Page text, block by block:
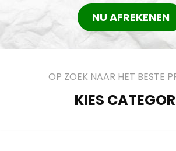
NU AFREKENEN
OP ZOEK NAAR HET BESTE
KIES